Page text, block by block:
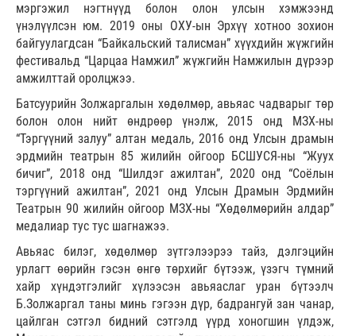
мэргэжил нэгтнүүд болон олон улсын хэмжээнд
үнэлүүлсэн юм. 2019 оны ОХУ-ын Эрхүү хотноо зохион
байгуулагдсан “Байкальский талисман” хүүхдийн жүжгийн
фестивальд “Царцаа Намжил” жүжгийн Намжилын дүрээр
амжилттай оролцжээ.
Батсуурийн Золжаргалын хөдөлмөр, авьяас чадварыг төр
болон олон нийт өндрөөр үнэлж, 2015 онд МЗХ-ны
“Тэргүүний залуу” алтан медаль, 2016 онд Улсын драмын
эрдмийн театрын 85 жилийн ойгоор БСШУСЯ-ны “Жуух
бичиг”, 2018 онд “Шилдэг ажилтан”, 2020 онд “Соёлын
тэргүүний ажилтан”, 2021 онд Улсын Драмын Эрдмийн
Театрын 90 жилийн ойгоор МЗХ-ны “Хөдөлмөрийн алдар”
медалиар тус тус шагнажээ.
Авьяас билэг, хөдөлмөр зүтгэлээрээ тайз, дэлгэцийн
урлагт өөрийн гэсэн өнгө төрхийг бүтээж, үзэгч түмний
хайр хүндэтгэлийг хүлээсэн авьяаслаг уран бүтээлч
Б.Золжаргал таны минь гэгээн дүр, бадрангуй зан чанар,
цайлган сэтгэл бидний сэтгэлд үүрд хоногшин үлдэж,